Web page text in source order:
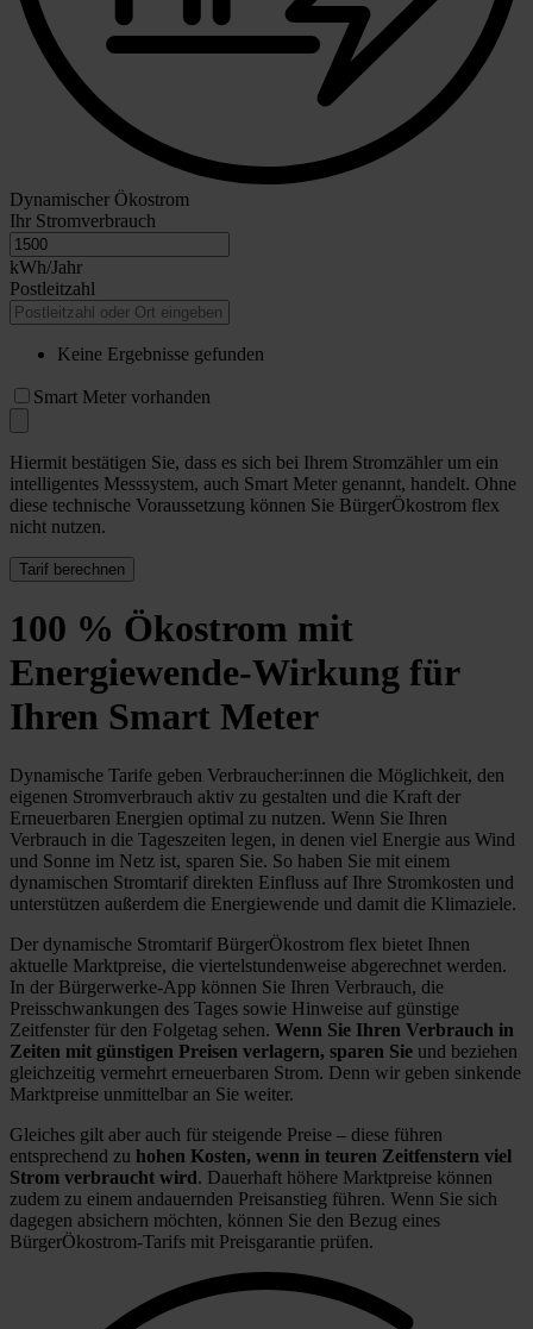
Dynamischer Ökostrom
Ihr Stromverbrauch
kWh/Jahr
Postleitzahl
Keine Ergebnisse gefunden
Smart Meter vorhanden
Hiermit bestätigen Sie, dass es sich bei Ihrem Stromzähler um ein
intelligentes Messsystem, auch Smart Meter genannt, handelt. Ohne
diese technische Voraussetzung können Sie BürgerÖkostrom flex
nicht nutzen.
Tarif berechnen
100 % Ökostrom mit
Energiewende-Wirkung für
Ihren Smart Meter
Dynamische Tarife geben Verbraucher:innen die Möglichkeit, den
eigenen Stromverbrauch aktiv zu gestalten und die Kraft der
Erneuerbaren Energien optimal zu nutzen. Wenn Sie Ihren
Verbrauch in die Tageszeiten legen, in denen viel Energie aus Wind
und Sonne im Netz ist, sparen Sie. So haben Sie mit einem
dynamischen Stromtarif direkten Einfluss auf Ihre Stromkosten und
unterstützen außerdem die Energiewende und damit die Klimaziele.
Der dynamische Stromtarif BürgerÖkostrom flex bietet Ihnen
aktuelle Marktpreise, die viertelstundenweise abgerechnet werden.
In der Bürgerwerke-App können Sie Ihren Verbrauch, die
Preisschwankungen des Tages sowie Hinweise auf günstige
Zeitfenster für den Folgetag sehen. Wenn Sie Ihren Verbrauch in
Zeiten mit günstigen Preisen verlagern, sparen Sie und beziehen
gleichzeitig vermehrt erneuerbaren Strom. Denn wir geben sinkende
Marktpreise unmittelbar an Sie weiter.
Gleiches gilt aber auch für steigende Preise – diese führen
entsprechend zu hohen Kosten, wenn in teuren Zeitfenstern viel
Strom verbraucht wird. Dauerhaft höhere Marktpreise können
zudem zu einem andauernden Preisanstieg führen. Wenn Sie sich
dagegen absichern möchten, können Sie den Bezug eines
BürgerÖkostrom-Tarifs mit Preisgarantie prüfen.